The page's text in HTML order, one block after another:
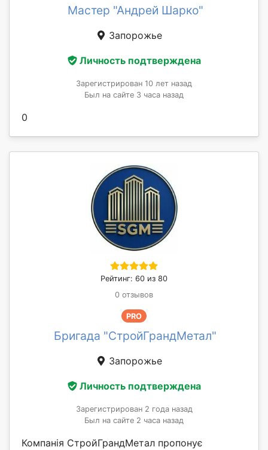
Мастер "Андрей Шарко"
Запорожье
Личность подтверждена
Зарегистрирован 10 лет назад
Был на сайте 3 часа назад
0
Рейтинг: 60 из 80
0 отзывов
PRO
Бригада "СтройГрандМетал"
Запорожье
Личность подтверждена
Зарегистрирован 2 года назад
Был на сайте 2 часа назад
Компанія СтройГрандМетал пропонує